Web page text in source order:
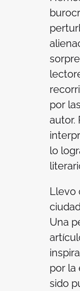
por
autor.
lo
Llevo
Una
por la
sido